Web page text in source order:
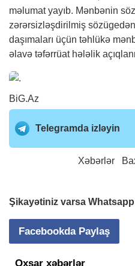
məlumat yayıb. Mənbənin
zərərsizləşdirilmiş
daşımaları üçün təhlükə
əlavə təfərrüat hələlik
BiG.Az
Telegramda izləyin
Xəbərlər
Şikayətiniz varsa
Facebookda Paylaş
Oxşar xəbərlər